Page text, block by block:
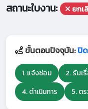
สถานะใบงาน:
ยกเ
ขั้นตอนปัจจุบัน:ปิ
1. แจ้งซ่อม 2. รับเ
4. ดำเนินการ
5. ต